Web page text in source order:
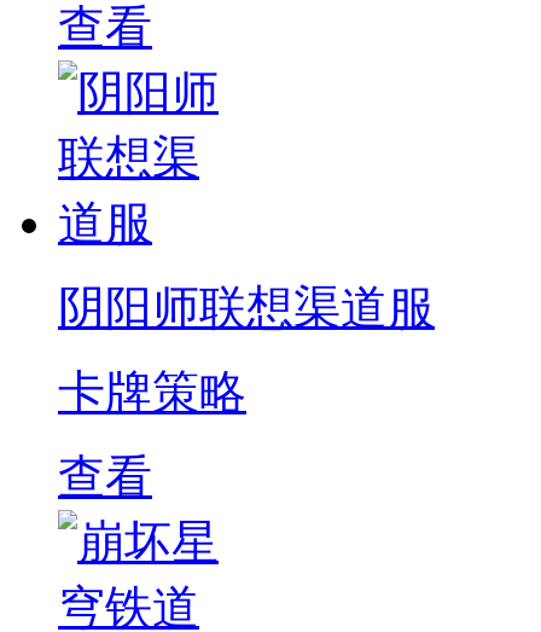
查看
阴阳师联想渠道服
卡牌策略
查看